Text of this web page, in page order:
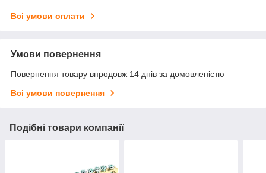
Всі умови оплати
Умови повернення
Повернення товару впродовж 14 днів за домовленістю
Всі умови повернення
Подібні товари компанії